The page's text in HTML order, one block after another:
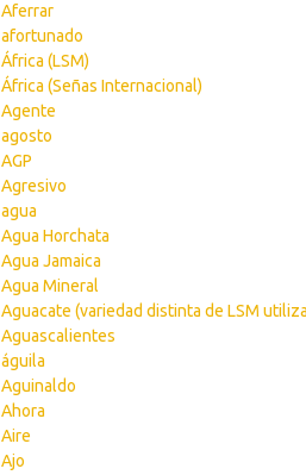
Aferrar
afortunado
África (LSM)
África (Señas Internacional)
Agente
agosto
AGP
Agresivo
agua
Agua Horchata
Agua Jamaica
Agua Mineral
Aguacate (variedad distinta de LSM
Aguascalientes
águila
Aguinaldo
Ahora
Aire
Ajo